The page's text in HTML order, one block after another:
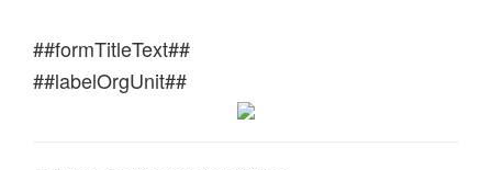
##formTitleText##
##labelOrgUnit##